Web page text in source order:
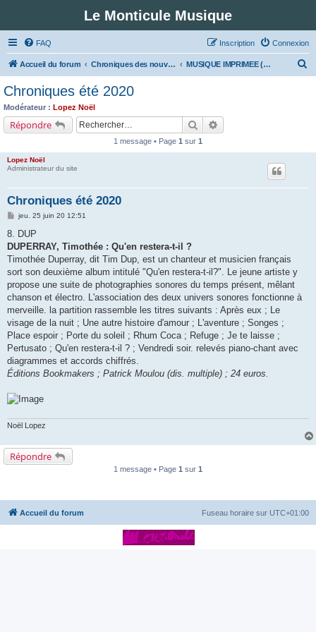
Le Monticule Musique
FAQ Connexion
Inscription
Accueil du forum Chroniques des nouveautés musicales : Pour voir les visuels des notices vous devez vous enregistrer. MUSIQUE IMPRIMEE (Classe 8 - Chanson francophone)
Chroniques été 2020
Modérateur : Lopez Noël
Répondre Rechercher
1 message • Page 1 sur 1
Lopez Noël
Administrateur du site
Chroniques été 2020
M
s
a
g
jeu. 25 juin 20 12:51
8. DUP
DUPERRAY, Timothée : Qu'en restera-t-il ?
Timothée Duperray, dit Tim Dup, est un chanteur et musicien français
sort son deuxième album intitulé "Qu'en restera-t-il?". Le jeune artiste y
propose une suite de photographies sonores du temps présent, mêlant
chanson et électro. L'association des deux univers sonores fonctionne à
merveille. la partition rassemble les titres suivants : Après eux ; Le
visage de la nuit ; Une autre histoire d'amour ; L'aventure ; Songes ;
Place espoir ; Porte du soleil ; Rhum Coca ; Refuge ; Je te laisse ;
Pertusato ; Qu'en restera-t-il ? ; Vendredi soir. relevés piano-chant avec
diagrammes et accords chiffrés.
Éditions Bookmakers ; Patrick Moulou (dis. multiple) ; 24 euros.
Noël Lopez
Répondre
1 message • Page 1 sur 1
Accueil du forum Fuseau horaire sur UTC+01:00